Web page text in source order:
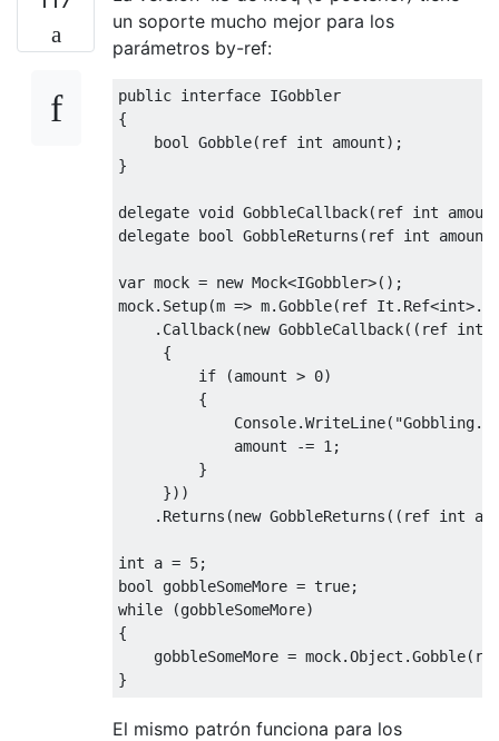
un soporte mucho mejor para los
parámetros by-ref:
public interface IGobbler
{
bool
Gobble( ref int amount);
}
delegate void GobbleCallback( ref int
delegate bool GobbleReturns ( ref int amount
var mock = new Mock<IGobbler>();
mock. Setup(m => m.Gobble( ref It . Ref<int>.
. Callback(new GobbleCallback(( ref int
{
if
(amount > 0)
{
Console.WriteLine(
             amount
-= 1 ;
}
}))
. Returns (new GobbleReturns (( ref int
int a = 5;
bool
gobbleSomeMore = true;
while
(gobbleSomeMore)
{
    gobbleSomeMore
= mock.Object .Gobble(
}
El mismo patrón funciona para los